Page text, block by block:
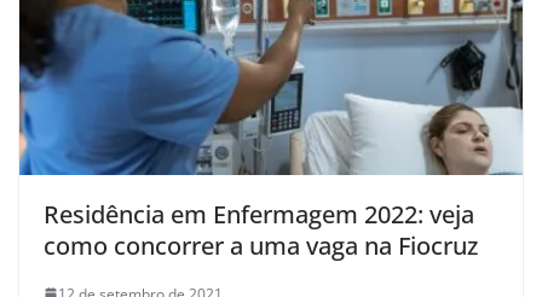
Residência em Enfermagem 2022: veja
como concorrer a uma vaga na Fiocruz